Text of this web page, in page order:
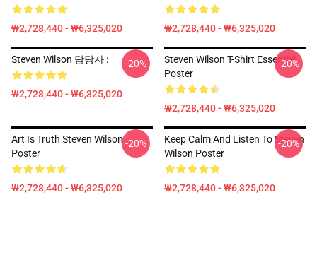
₩2,728,440 - ₩6,325,020 ₩2,728,440 - ₩6,325,020
Steven Wilson 담당자 :
₩2,728,440 - ₩6,325,020
-20%
Steven Wilson T-Shirt Essentiel
Poster
₩2,728,440 - ₩6,325,020
-20%
Art Is Truth Steven Wilson
Poster
₩2,728,440 - ₩6,325,020
-20%
Keep Calm And Listen To Steven
Wilson Poster
₩2,728,440 - ₩6,325,020
-20%